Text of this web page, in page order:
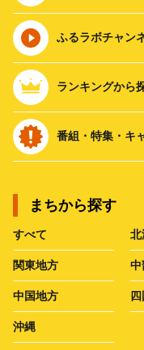
ふるラボチャン
ランキングから
番組・特集・キ
まちから探す
すべて 北
関東地方 中
中国地方
沖縄